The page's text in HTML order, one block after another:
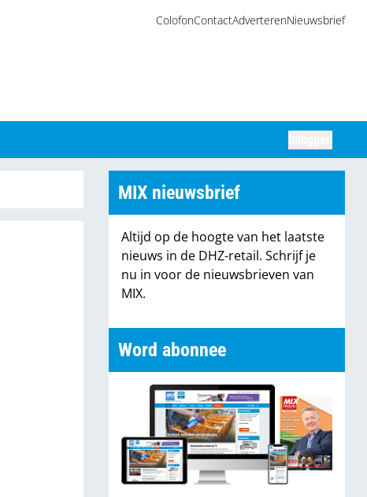
ColofonContactAdverterenNieuwsbrief
MIX nieuwsbrief
Altijd op de hoogte van het laatste
nieuws in de DHZ-retail. Schrijf je
nu in voor de nieuwsbrieven van
MIX.
Word abonnee